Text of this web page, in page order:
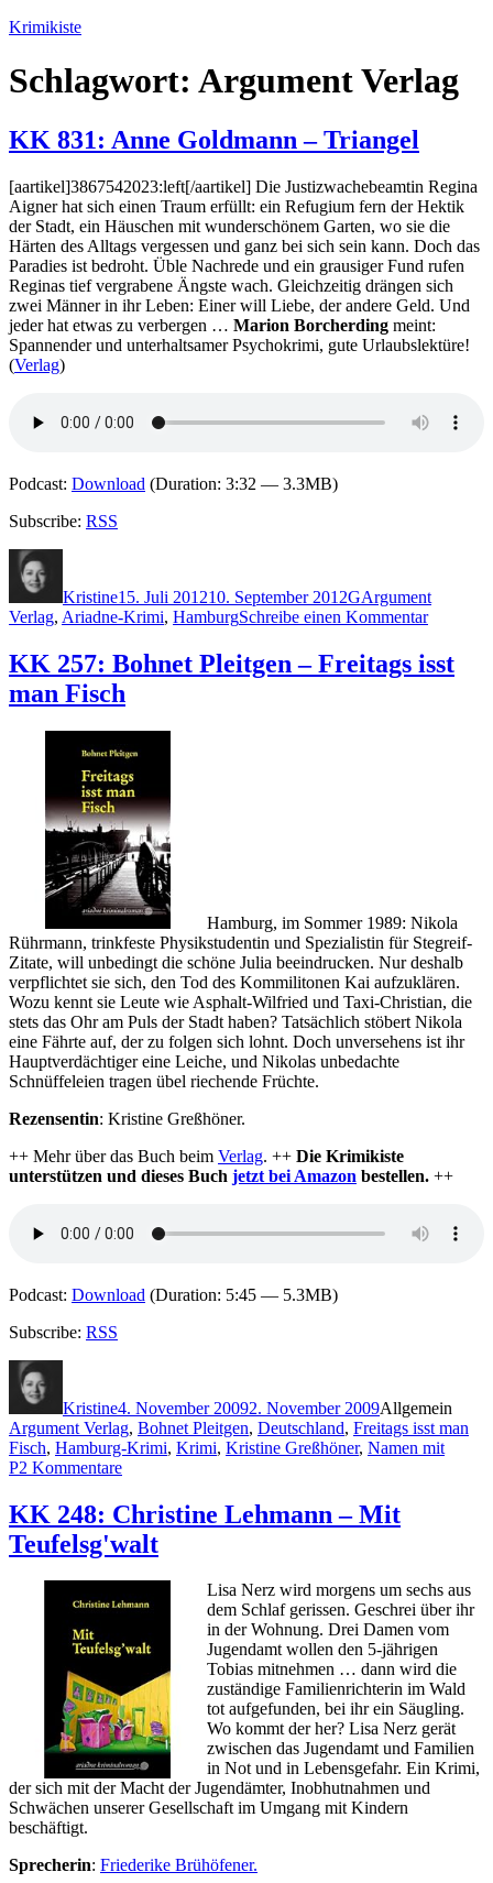
Zum
springen
Krimikiste
Schlagwort: Argument Verlag
KK 831: Anne Goldmann – Triangel
[aartikel]3867542023:left[/aartikel] Die Justizwachebeamtin Regina
Aigner hat sich einen Traum erfüllt: ein Refugium fern der Hektik
der Stadt, ein Häuschen mit wunderschönem Garten, wo sie die
Härten des Alltags vergessen und ganz bei sich sein kann. Doch das
Paradies ist bedroht. Üble Nachrede und ein grausiger Fund rufen
Reginas tief vergrabene Ängste wach. Gleichzeitig drängen sich
zwei Männer in ihr Leben: Einer will Liebe, der andere Geld. Und
jeder hat etwas zu verbergen … Marion Borcherding meint:
Spannender und unterhaltsamer Psychokrimi, gute Urlaubslektüre!
(Verlag)
Podcast: Download (Duration: 3:32 — 3.3MB)
Subscribe: RSS
Kristine15. Juli 201210. September 2012GArgument
Verlag, Ariadne-Krimi, HamburgSchreibe einen Kommentarzu
831:
Anne
KK 257: Bohnet Pleitgen – Freitags isst
man Fisch
Hamburg, im Sommer 1989: Nikola
Rührmann, trinkfeste Physikstudentin und Spezialistin für Stegreif-
Zitate, will unbedingt die schöne Julia beeindrucken. Nur deshalb
verpflichtet sie sich, den Tod des Kommilitonen Kai aufzuklären.
Wozu kennt sie Leute wie Asphalt-Wilfried und Taxi-Christian, die
stets das Ohr am Puls der Stadt haben? Tatsächlich stöbert Nikola
eine Fährte auf, der zu folgen sich lohnt. Doch unversehens ist ihr
Hauptverdächtiger eine Leiche, und Nikolas unbedachte
Schnüffeleien tragen übel riechende Früchte.
Rezensentin: Kristine Greßhöner.
++ Mehr über das Buch beim Verlag. ++ Die Krimikiste
unterstützen und dieses Buch jetzt bei Amazon bestellen. ++
Podcast: Download (Duration: 5:45 — 5.3MB)
Subscribe: RSS
Kristine4. November 20092. November 2009Allgemein
Argument Verlag, Bohnet Pleitgen, Deutschland, Freitags isst man
Fisch, Hamburg-Krimi, Krimi, Kristine Greßhöner, Namen mit
P2 Kommentarezu
257:
Bohnet
Pleitgen
Freitags
isst
Fisch
KK 248: Christine Lehmann – Mit
Teufelsg'walt
Lisa Nerz wird morgens um sechs aus
dem Schlaf gerissen. Geschrei über ihr
in der Wohnung. Drei Damen vom
Jugendamt wollen den 5-jährigen
Tobias mitnehmen … dann wird die
zuständige Familienrichterin im Wald
tot aufgefunden, bei ihr ein Säugling.
Wo kommt der her? Lisa Nerz gerät
zwischen das Jugendamt und Familien
in Not und in Lebensgefahr. Ein Krimi,
der sich mit der Macht der Jugendämter, Inobhutnahmen und
Schwächen unserer Gesellschaft im Umgang mit Kindern
beschäftigt.
Sprecherin: Friederike Brühöfener.